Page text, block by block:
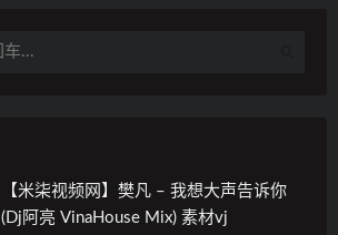
【米柒视频网】樊凡 – 我想大声告诉你
(Dj阿亮 VinaHouse Mix) 素材vj